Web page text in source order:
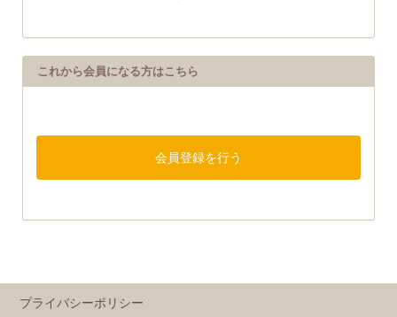
これから会員になる方はこちら